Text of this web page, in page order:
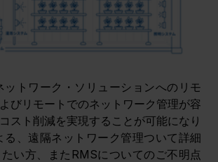
ットワーク・ソリューションへのリモ
びリモートでのネットワーク管理が容
スト削減を実現することが可能になり
る、遠隔ネットワーク管理ついて詳細
い方、またRMSについてのご不明点